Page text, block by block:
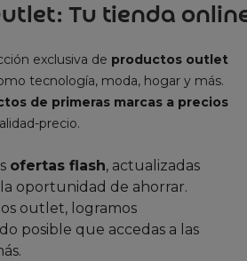
Tu tienda
exclusiva de productos outlet
tecnología, moda, hogar y más.
de primeras marcas a precios
precio.
ofertas flash, actualizadas
oportunidad de ahorrar.
outlet, logramos
posible que accedas a las